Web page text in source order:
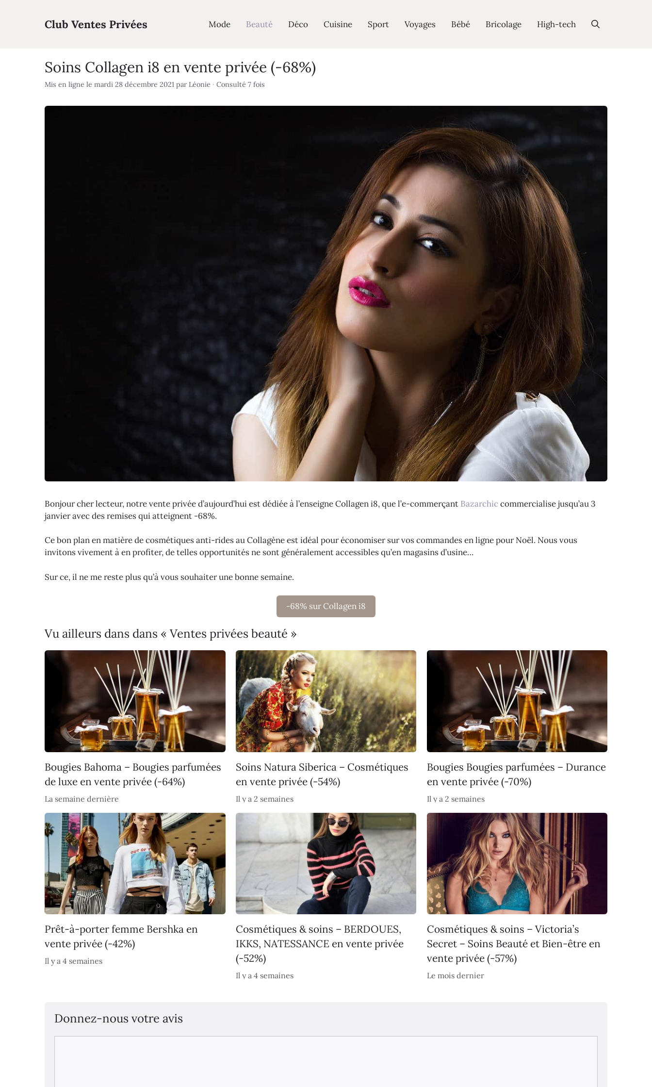
Club Ventes Privées Mode Beauté Déco Cuisine Sport Voyages Bébé Bricolage High-tech
Soins Collagen i8 en vente privée (-68%)
Mis en ligne le mardi 28 décembre 2021 par Léonie · Consulté 7 fois
Bonjour cher lecteur, notre vente privée d’aujourd’hui est dédiée à l’enseigne Collagen i8, que l’e-commerçant Bazarchiccommercialise jusqu’au 3
janvier avec des remises qui atteignent -68%.
Ce bon plan en matière de cosmétiques anti-rides au Collagène est idéal pour économiser sur vos commandes en ligne pour Noël. Nous vous
invitons vivement à en profiter, de telles opportunités ne sont généralement accessibles qu’en magasins d’usine…
Sur ce, il ne me reste plus qu’à vous souhaiter une bonne semaine.
-68% sur Collagen i8
Vu ailleurs dans dans « Ventes privées beauté »
Bougies Bahoma – Bougies parfumées
de luxe en vente privée (-64%)
La semaine dernière
Soins Natura Siberica – Cosmétiques
en vente privée (-54%)
Il y a 2 semaines
Bougies Bougies parfumées – Durance
en vente privée (-70%)
Il y a 2 semaines
Prêt-à-porter femme Bershka en
vente privée (-42%)
Il y a 4 semaines
Cosmétiques & soins – BERDOUES,
IKKS, NATESSANCE en vente privée
(-52%)
Il y a 4 semaines
Cosmétiques & soins – Victoria’s
Secret – Soins Beauté et Bien-être en
vente privée (-57%)
Le mois dernier
Donnez-nous votre avis